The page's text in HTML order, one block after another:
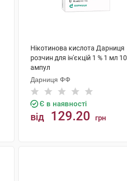
Нікотинова кислота Дарниця
розчин для ін'єкцій 1 % 1 мл 10
ампул
Дарниця ФФ
Є в наявності
від 129.20 грн